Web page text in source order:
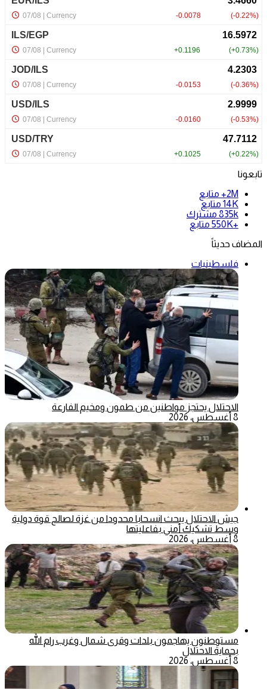
تابعونا
2M+
متابع
14K متابع
835k مشترك
+550K
متابع
المضاف حديثاً
فلسطينيات
الاحتلال يحتجز مواطنين من طمون ومخيم الفارعة
8 أغسطس، 2026
جيش الاحتلال يبحث انسحابا محدودا من غزة لصالح قوة دولية
وسط تشكيك أمني بفاعليتها
8 أغسطس، 2026
مستوطنون يهاجمون بلدات وقرى شمال وغرب رام الله
بحماية الاحتلال
8 أغسطس، 2026